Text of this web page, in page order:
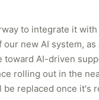
to integrate it with
our new AI system,
toward AI-driven
rolling out in the
be replaced once it's